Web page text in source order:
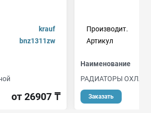
krauf
bnz1311zw
от 26907 ₸
Производит.
Артикул
Наименование
РАДИАТОРЫ
Заказать